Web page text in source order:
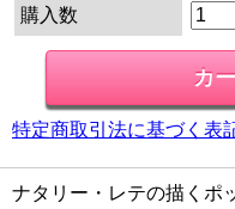
購入数
特定商取引法に基づく表
ナタリー・レテの描くポ